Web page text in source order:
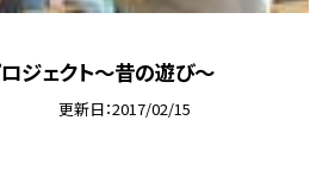
ロジェクト〜昔の遊び〜
更新日 2017/02/15